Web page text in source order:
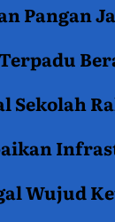
Pangan
Sekolah
Wujud